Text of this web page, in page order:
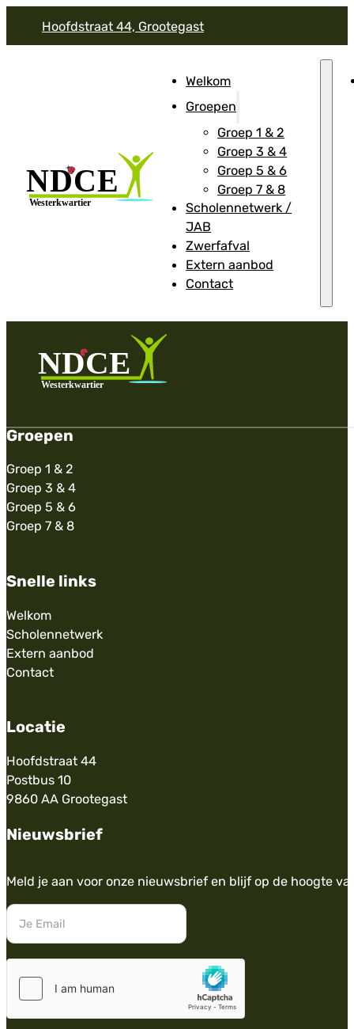
Hoofdstraat 44, Grootegast
Welkom
Groepen
Groep 1 & 2
Groep 3 & 4
Groep 5 & 6
Groep 7 & 8
Scholennetwerk /
JAB
Zwerfafval
Extern aanbod
Contact
Groepen
Groep 1 & 2
Groep 3 & 4
Groep 5 & 6
Groep 7 & 8
Snelle links
Welkom
Scholennetwerk
Extern aanbod
Contact
Locatie
Hoofdstraat 44
Postbus 10
9860 AA Grootegast
Nieuwsbrief
Meld je aan voor onze nieuwsbrief en blijf op de hoogte